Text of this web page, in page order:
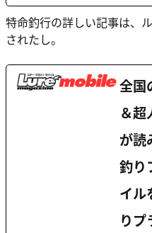
特命釣行の詳しい記事は、
されたし。
全国
＆超
が読
釣り
イル
りプ